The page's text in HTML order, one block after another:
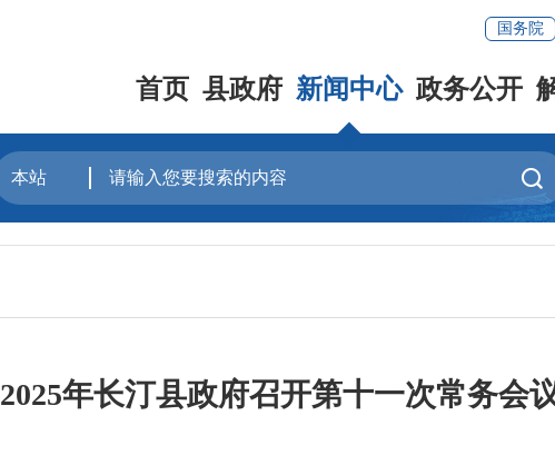
国务院
首页 县政府 新闻中心 政务公开
2025年长汀县政府召开第十一次常务会